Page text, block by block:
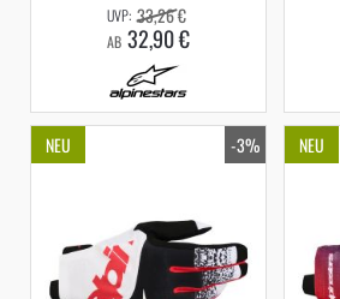
AB 32,90 €
33,26 €
NEU -3% NEU